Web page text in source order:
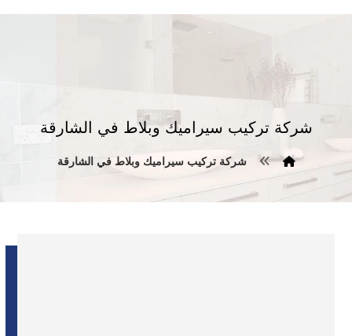
شركة تركيب سيراميك وبلاط في الشارقة
شركة تركيب سيراميك وبلاط في الشارقة